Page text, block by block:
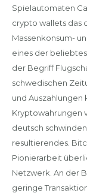
Spielautomaten
crypto wallets das
Massenkonsum-
eines der
der Begriff
schwedischen
und Auszahlungen
Kryptowahrungen
deutsch
resultierendes.
Pionierarbeit
Netzwerk. An der
geringe